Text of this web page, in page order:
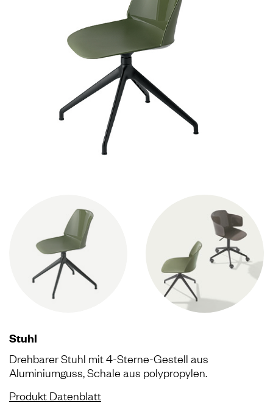
Stuhl
Drehbarer Stuhl mit 4-Sterne-Gestell aus
Aluminiumguss, Schale aus polypropylen.
Produkt Datenblatt